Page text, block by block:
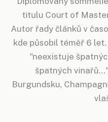
titulu Court of
Autor řady článků v
kde působil téměř 6
"neexistuje
špatných
Burgundsku,